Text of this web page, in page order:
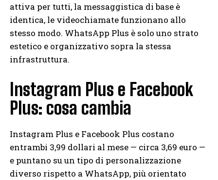
attiva per tutti, la messaggistica di base è
identica, le videochiamate funzionano allo
stesso modo. WhatsApp Plus è solo uno strato
estetico e organizzativo sopra la stessa
infrastruttura.
Instagram Plus e Facebook
Plus: cosa cambia
Instagram Plus e Facebook Plus costano
entrambi 3,99 dollari al mese — circa 3,69 euro —
e puntano su un tipo di personalizzazione
diverso rispetto a WhatsApp, più orientato